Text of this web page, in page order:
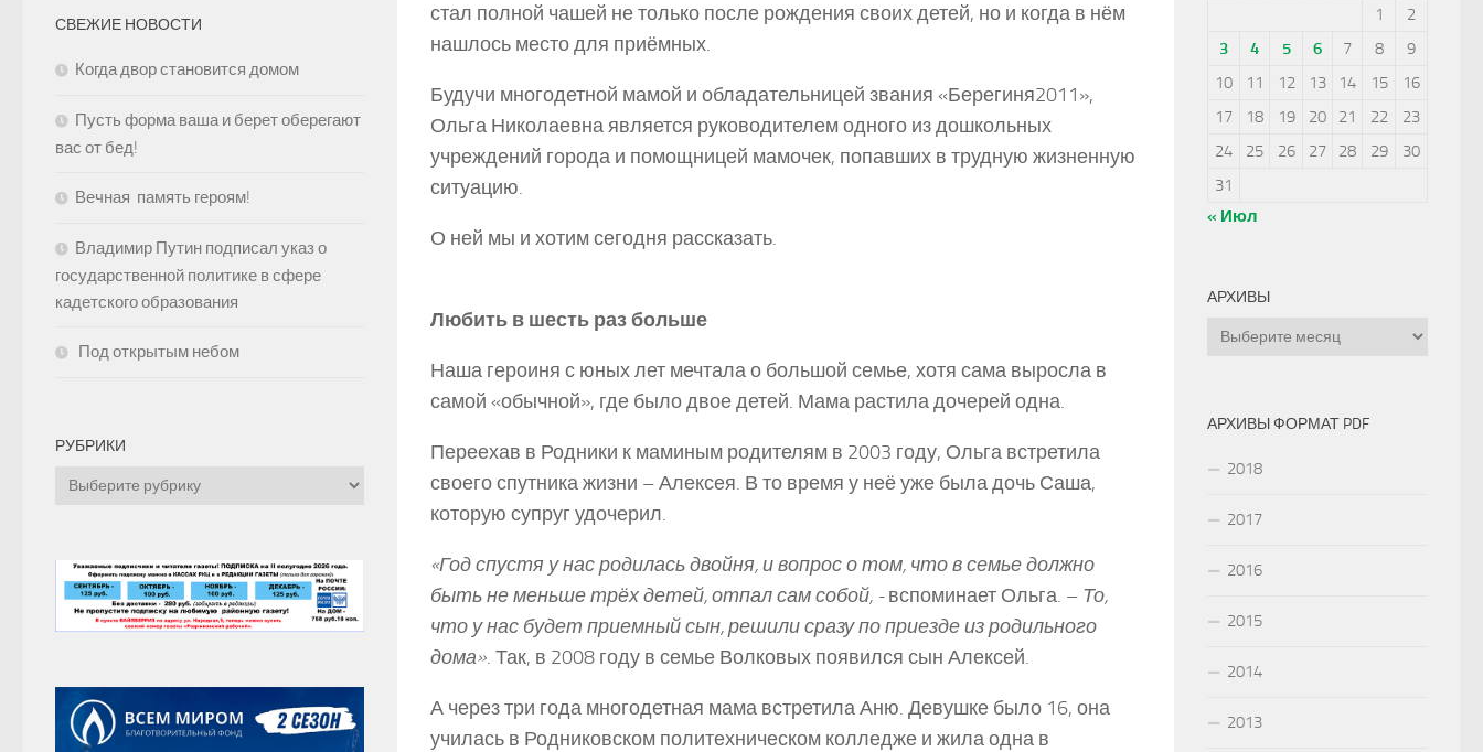
стал полной чашей не только после рождения своих детей, но и когда в нём
нашлось место для приёмных.
Будучи многодетной мамой и обладательницей звания «Берегиня­2011»,
Ольга Николаевна является руководителем одного из дошкольных
учреждений города и помощницей мамочек, попавших в трудную жизненную
ситуацию.
О ней мы и хотим сегодня рассказать.
Любить в шесть раз больше
Наша героиня с юных лет мечтала о большой семье, хотя сама выросла в
самой «обычной», где было двое детей. Мама растила дочерей одна.
Переехав в Родники к маминым родителям в 2003 году, Ольга встретила
своего спутника жизни – Алексея. В то время у неё уже была дочь Саша,
которую супруг удочерил.
«Год спустя у нас родилась двойня, и вопрос о том, что в семье должно
быть не меньше трёх детей, отпал сам собой, ­-вспоминает Ольга. – То,
что у нас будет приемный сын, решили сразу по приезде из родильного
дома». Так, в 2008 году в семье Волковых появился сын Алексей.
А через три года многодетная мама встретила Аню. Девушке было 16, она
училась в Родниковском политехническом колледже и жила одна в
СВЕЖИЕ НОВОСТИ
Когда двор становится домом
Пусть форма ваша и берет оберегают
вас от бед!
Вечная память героям!
Владимир Путин подписал указ о
государственной политике в сфере
кадетского образования
Под открытым небом
РУБРИКИ
Рубрики
1
2
3
4 5 6 7 8
9
10
11 12 13 14 15
16
17
18 19 20 21 22
23
24
25 26 27 28 29
30
31
« Июл
АРХИВЫ
Архивы
АРХИВЫ ФОРМАТ PDF
2018
2017
2016
2015
2014
2013